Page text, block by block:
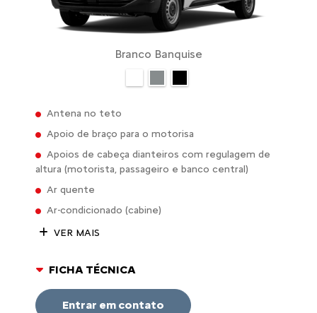
Branco Banquise
Antena no teto
Apoio de braço para o motorisa
Apoios de cabeça dianteiros com regulagem de
altura (motorista, passageiro e banco central)
Ar quente
Ar-condicionado (cabine)
VER MAIS
FICHA TÉCNICA
Entrar em contato